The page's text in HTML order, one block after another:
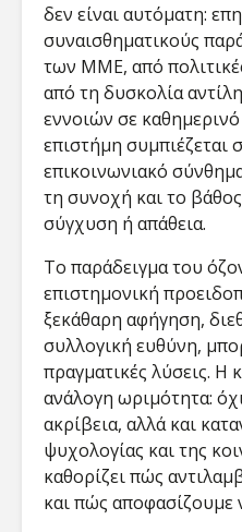
δεν είναι αυτόματη:
συναισθηματικούς
των ΜΜΕ, από
από τη δυσκολία
εννοιών σε
επιστήμη συμπιέζεται
επικοινωνιακό
τη συνοχή και το
σύγχυση ή απάθεια.
Το παράδειγμα του
επιστημονική
ξεκάθαρη αφήγηση,
συλλογική ευθύνη,
πραγματικές λύσεις. Η
ανάλογη ωριμότητα:
ακρίβεια, αλλά και
ψυχολογίας και της
καθορίζει πώς
και πώς αποφασίζουμε